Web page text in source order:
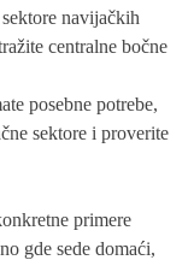
navijačkih
centralne bočne
posebne potrebe,
sektore i proverite
primere
gde sede domaći,